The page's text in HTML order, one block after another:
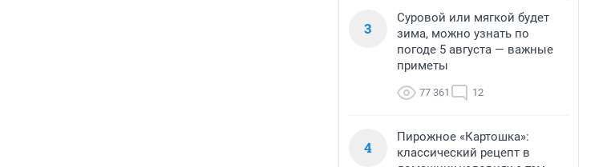
3
Суровой или мягкой будет
зима, можно узнать по
погоде 5 августа — важные
приметы
77 361 12
4
Пирожное «Картошка»:
классический рецепт в